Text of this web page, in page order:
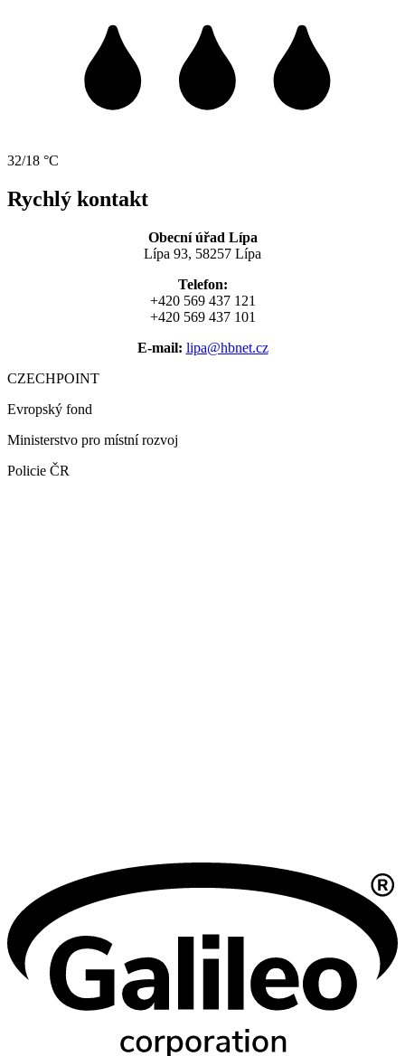
32/18 °C
Rychlý kontakt
Obecní úřad Lípa
Lípa 93, 58257 Lípa
Telefon:
+420 569 437 121
+420 569 437 101
E-mail: lipa@hbnet.cz
CZECHPOINT
Evropský fond
Ministerstvo pro místní rozvoj
Policie ČR